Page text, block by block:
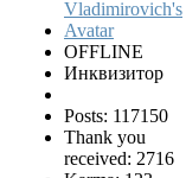
OFFLINE
Инквизитор
Posts: 117150
Thank you
received: 2716